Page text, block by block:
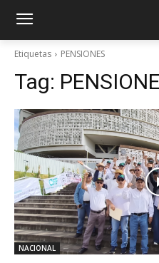
Etiquetas PENSIONES
Tag:
NACIONAL